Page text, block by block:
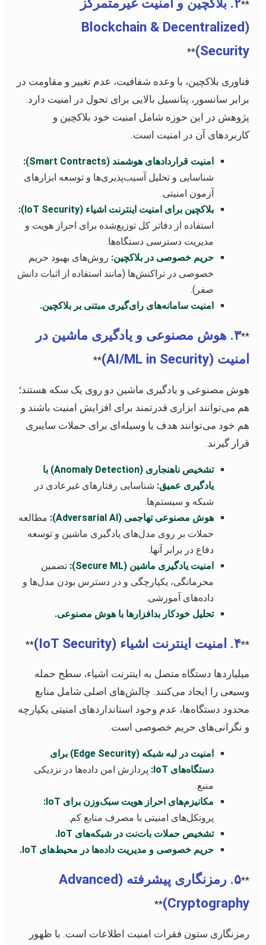
**
(Blockchain & Decentralized
Security)
**
فناوری بلاکچین، با وعده شفافیت، عدم تغییر و مقاومت در
برابر سانسور، پتانسیل بالایی برای تحول در امنیت دارد.
پژوهش در این حوزه شامل امنیت خود بلاکچین و
کاربردهای آن در امنیت است.
امنیت قراردادهای هوشمند (Smart Contracts):
شناسایی و تحلیل آسیب‌پذیری‌ها و توسعه ابزارهای
آزمون امنیتی.
بلاکچین برای امنیت اینترنت اشیاء (IoT Security):
استفاده از دفاتر کل توزیع‌شده برای احراز هویت و
مدیریت دسترسی دستگاه‌ها.
حریم خصوصی در بلاکچین: روش‌های بهبود حریم
خصوصی در تراکنش‌ها (مانند استفاده از اثبات دانش
صفر).
امنیت سامانه‌های رای‌گیری مبتنی بر بلاکچین.
**
۳. هوش مصنوعی و یادگیری ماشین در
امنیت (AI/ML in Security)
**
هوش مصنوعی و یادگیری ماشین دو روی یک سکه هستند؛
هم می‌توانند ابزاری قدرتمند برای افزایش امنیت باشند و
هم خود می‌توانند هدف یا وسیله‌ای برای حملات سایبری
قرار گیرند.
تشخیص ناهنجاری (Anomaly Detection) با
یادگیری عمیق: شناسایی رفتارهای غیرعادی در
شبکه و سیستم‌ها.
هوش مصنوعی تهاجمی (Adversarial AI):
مطالعه
حملات بر روی مدل‌های یادگیری ماشین و توسعه
دفاع در برابر آنها.
امنیت یادگیری ماشین (Secure ML):
تضمین
محرمانگی، یکپارچگی و در دسترس بودن مدل‌ها و
داده‌های آموزشی.
تحلیل خودکار بدافزارها با هوش مصنوعی.
**۴. امنیت اینترنت اشیاء (IoT Security) **
میلیاردها دستگاه متصل به اینترنت اشیاء، سطح حمله
وسیعی را ایجاد می‌کنند. چالش‌های اصلی شامل منابع
محدود دستگاه‌ها، عدم وجود استانداردهای امنیتی یکپارچه
و نگرانی‌های حریم خصوصی است.
امنیت در لبه شبکه (Edge Security) برای
دستگاه‌های IoT:
پردازش امن داده‌ها در نزدیکی
منبع.
مکانیزم‌های احراز هویت سبک‌وزن برای IoT:
پروتکل‌های امنیتی با مصرف منابع کم.
تشخیص حملات بات‌نت در شبکه‌های IoT.
حریم خصوصی و مدیریت داده‌ها در محیط‌های IoT.
**
۵. رمزنگاری پیشرفته (Advanced
Cryptography)
**
رمزنگاری ستون فقرات امنیت اطلاعات است. با ظهور